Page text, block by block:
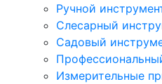
Ручной
Слесарный
Садовый
Измерительные